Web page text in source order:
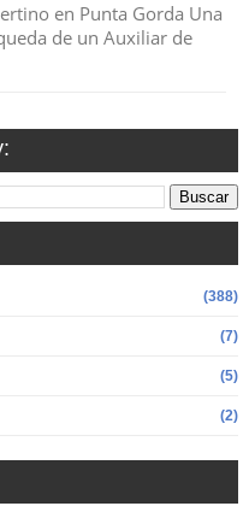
en Punta Gorda Una
de un Auxiliar de
(388)
(7)
(5)
(2)